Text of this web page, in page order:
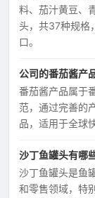
料、茄汁黄豆、
头，共37种规格
口。
公司的番茄酱产
番茄酱产品属于
范，通过完善的
品，适用于全球
沙丁鱼罐头有哪
沙丁鱼罐头是鱼
和零售领域，特